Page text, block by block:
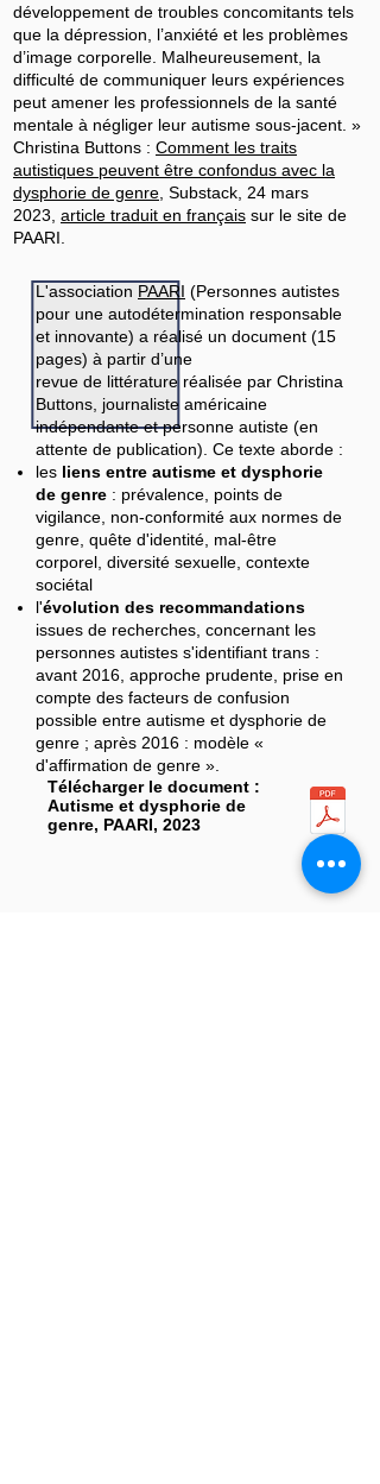
développement de troubles concomitants tels
que la dépression, l’anxiété et les problèmes
d’image corporelle. Malheureusement, la
difficulté de communiquer leurs expériences
peut amener les professionnels de la santé
mentale à négliger leur autisme sous-jacent. »
Christina Buttons : Comment les traits
autistiques peuvent être confondus avec la
dysphorie de genre , Substack, 24 mars
2023, article traduit en français sur le site de
PAARI.
L'association PAARI (Personnes autistes
pour une autodétermination responsable
et innovante) a réalisé un document (15
pages) à partir d’une
revue de littérature réalisée par Christina
Buttons, journaliste américaine
indépendante et personne autiste (en
attente de publication). Ce texte aborde :
les liens entre autisme et dysphorie
de genre : prévalence, points de
vigilance, non-conformité aux normes de
genre, quête d'identité, mal-être
corporel, diversité sexuelle, contexte
sociétal
l'évolution des recommandations
issues de recherches, concernant les
personnes autistes s'identifiant trans :
avant 2016, approche prudente, prise en
compte des facteurs de confusion
possible entre autisme et dysphorie de
genre ; après 2016 : modèle «
d'affirmation de genre ».
Télécharger le document :
Autisme et dysphorie de
genre, PAARI, 2023